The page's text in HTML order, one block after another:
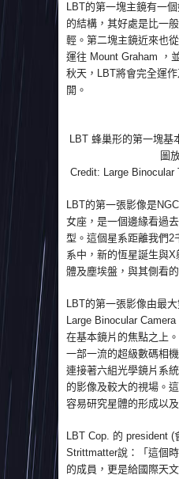
LBT的第一塊主鏡有一
的結構，其好處是比一
輕。第二塊主鏡近來也
運往 Mount Graham ，
秋天，LBT將會完全運
開。
LBT 蜂巢形的第一塊基
圖
Credit: Large Binocular
LBT的第一張影像是
女座，是一個邊緣看過
型。這個星系距離我們2
系中，新的恆星誕生與
體及塵埃盤，與其側看
LBT的第一張影像由最
Large Binocular
在基本鏡片的焦點之上
一部一流的超級數碼相
連接著六組光學鏡片系
的影像及較大的視場。
容易研究星體的形成以
LBT Cop. 的 president (
Strittmatter說：「這個
的成員，更是給國際天